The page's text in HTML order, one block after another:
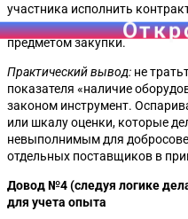
участника исполнить
такого критерия не является
предметом закупки.
Практический вывод: не
показателя «наличие
законом инструмент.
или шкалу оценки, которые
невыполнимым для
отдельных поставщиков в
Довод №4 (следуя логике
для учета опыта